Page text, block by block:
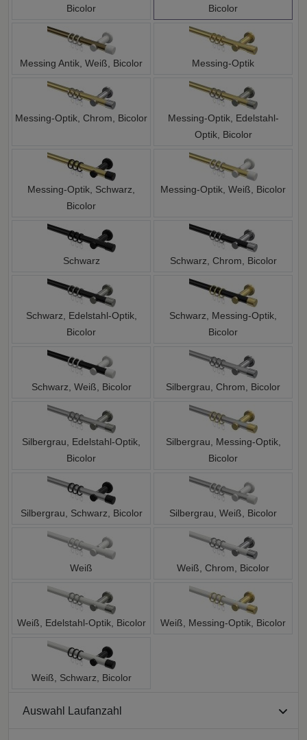
Bicolor Bicolor
Messing Antik, Weiß, Bicolor Messing-Optik
Messing-Optik, Chrom, Bicolor
Messing-Optik, Edelstahl-
Optik, Bicolor
Messing-Optik, Schwarz,
Bicolor
Messing-Optik, Weiß, Bicolor
Schwarz Schwarz, Chrom, Bicolor
Schwarz, Edelstahl-Optik,
Bicolor
Schwarz, Messing-Optik,
Bicolor
Schwarz, Weiß, Bicolor Silbergrau, Chrom, Bicolor
Silbergrau, Edelstahl-Optik,
Bicolor
Silbergrau, Messing-Optik,
Bicolor
Silbergrau, Schwarz, Bicolor Silbergrau, Weiß, Bicolor
Weiß Weiß, Chrom, Bicolor
Weiß, Edelstahl-Optik, Bicolor Weiß, Messing-Optik, Bicolor
Weiß, Schwarz, Bicolor
Auswahl Laufanzahl